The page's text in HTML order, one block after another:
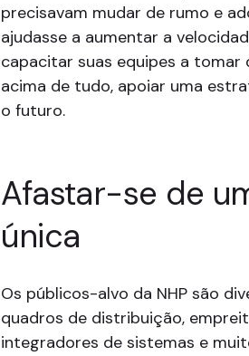
precisavam mudar de rumo e
ajudasse a aumentar a
capacitar suas equipes a tomar
acima de tudo, apoiar uma
o futuro.
Afastar-se de
única
Os públicos-alvo da NHP são
quadros de distribuição,
integradores de sistemas e